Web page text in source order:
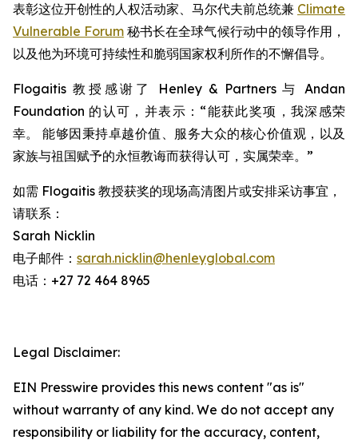
表彰这位开创性的人权活动家、马尔代夫前总统兼 Climate
Vulnerable Forum 秘书长在全球气候行动中的领导作用，
以及他为环境可持续性和脆弱国家权利所作的不懈倡导。
Flogaitis 教授感谢了 Henley & Partners 与 Andan
Foundation 的认可，并表示：“能获此奖项，我深感荣
幸。 能够因秉持卓越价值、服务大众的核心价值观，以及
家族与祖国赋予的永恒教诲而获得认可，实属荣幸。”
如需 Flogaitis 教授获奖的现场高清图片或安排采访事宜，
请联系：
Sarah Nicklin
电子邮件： sarah.nicklin@henleyglobal.com
电话：+27 72 464 8965
Legal Disclaimer:
EIN Presswire provides this news content "as is"
without warranty of any kind. We do not accept any
responsibility or liability for the accuracy, content,